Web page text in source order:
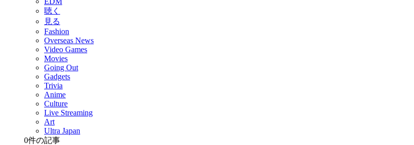
聴く
見る
Fashion
Overseas News
Video Games
Movies
Going Out
Gadgets
Trivia
Anime
Culture
Live Streaming
Art
Ultra Japan
0件の記事